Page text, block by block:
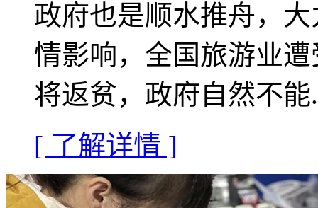
政府也是顺水推舟，
情影响，全国旅游业
将返贫，政府自然不能
[ 了解详情 ]